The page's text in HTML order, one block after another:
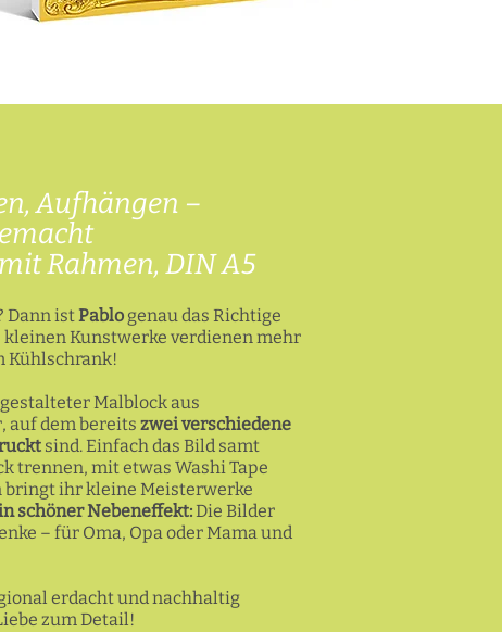
Aufhängen –
Rahmen, DIN A5
Dann istPablo genau das Richtige
kleinen Kunstwerke verdienen mehr
Kühlschrank!
Malblock aus
auf dem bereits zwei verschiedene
sind. Einfach das Bild samt
trennen, mit etwas Washi Tape
bringt ihr kleine Meisterwerke
schöner Nebeneffekt: Die Bilder
– für Oma, Opa oder Mama und
erdacht und nachhaltig
zum Detail!